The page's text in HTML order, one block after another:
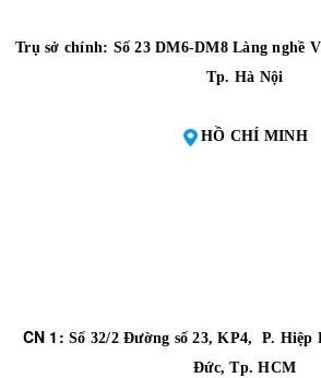
Trụ sở chính: Số 23 DM6-DM8 Làng nghề
Tp. Hà Nội
HỒ CHÍ MINH
CN 1: Số 32/2 Đường số 23, KP4, P.
Đức, Tp. HCM